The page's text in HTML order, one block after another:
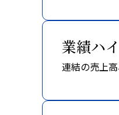
業績ハ
連結の売上